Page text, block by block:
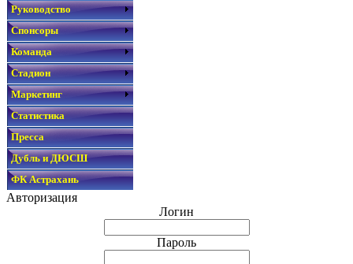
Руководство
Спонсоры
Команда
Стадион
Маркетинг
Статистика
Пресса
Дубль и ДЮСШ
ФК Астрахань
Авторизация
Логин
Пароль